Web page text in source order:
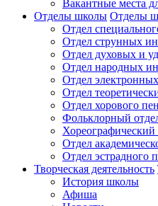
Вакантные места
Отделы школы Отделы
Отдел
Отдел струнных
Отдел духовых и
Отдел народных
Отдел
Отдел
Отдел хорового
Фольклорный
Хореографический
Отдел
Отдел эстрадного
Творческая деятельность
История школы
Афиша